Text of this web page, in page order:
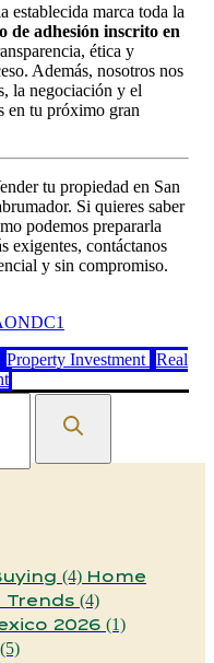
establecida marca toda la
de adhesión inscrito en
ética y
Además, nosotros nos
la negociación y el
en tu próximo gran
tu propiedad en San
Si quieres saber
podemos prepararla
exigentes, contáctanos
y sin compromiso.
Property Investment Real
(4) Home
Trends (4)
2026 (1)
(5)